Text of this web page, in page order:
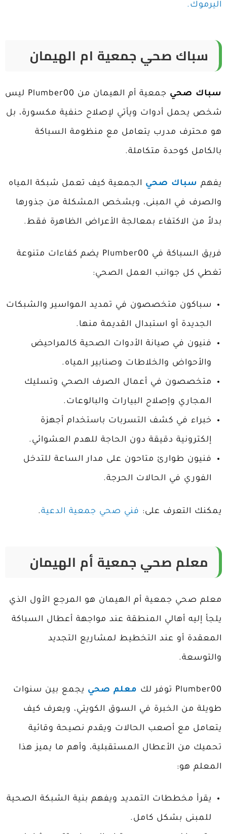
اليرموك.
سباك صحي جمعية ام الهيمان
سباك صحي جمعية أم الهيمان من Plumber00 ليس
شخص يحمل أدوات ويأتي لإصلاح حنفية مكسورة، بل
هو محترف مدرب يتعامل مع منظومة السباكة
بالكامل كوحدة متكاملة.
يفهم سباك صحي الجمعية كيف تعمل شبكة المياه
والصرف في المبنى، ويشخص المشكلة من جذورها
بدلاً من الاكتفاء بمعالجة الأعراض الظاهرة فقط.
فريق السباكة في Plumber00 يضم كفاءات متنوعة
تغطي كل جوانب العمل الصحي:
سباكون متخصصون في تمديد المواسير والشبكات
الجديدة أو استبدال القديمة منها.
فنيون في صيانة الأدوات الصحية كالمراحيض
والأحواض والخلاطات وصنابير المياه.
متخصصون في أعمال الصرف الصحي وتسليك
المجاري وإصلاح البيارات والبالوعات.
خبراء في كشف التسربات باستخدام أجهزة
إلكترونية دقيقة دون الحاجة للهدم العشوائي.
فنيون طوارئ متاحون على مدار الساعة للتدخل
الفوري في الحالات الحرجة.
يمكنك التعرف على: فني صحي جمعية الدعية.
معلم صحي جمعية أم الهيمان
معلم صحي جمعية أم الهيمان هو المرجع الأول الذي
يلجأ إليه أهالي المنطقة عند مواجهة أعطال السباكة
المعقدة أو عند التخطيط لمشاريع التجديد
والتوسعة.
Plumber00 توفر لك معلم صحي يجمع بين سنوات
طويلة من الخبرة في السوق الكويتي، ويعرف كيف
يتعامل مع أصعب الحالات ويقدم نصيحة وقائية
تحميك من الأعطال المستقبلية، وأهم ما يميز هذا
المعلم هو:
يقرأ مخططات التمديد ويفهم بنية الشبكة الصحية
للمبنى بشكل كامل.